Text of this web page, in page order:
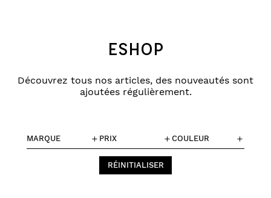
ESHOP
Découvrez tous nos articles, des nouveautés sont
ajoutées régulièrement.
MARQUE PRIX COULEUR
RÉINITIALISER